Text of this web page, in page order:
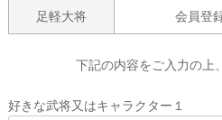
足軽大将 会員登
下記の内容をご入力の上
好きな武将又はキャラクター１